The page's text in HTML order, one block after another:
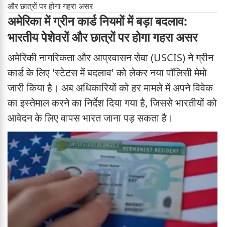
और छात्रों पर होगा गहरा असर
अमेरिका में ग्रीन कार्ड नियमों में बड़ा बदलाव:
भारतीय पेशेवरों और छात्रों पर होगा गहरा असर
अमेरिकी नागरिकता और आप्रवासन सेवा (USCIS) ने ग्रीन
कार्ड के लिए 'स्टेटस में बदलाव' को लेकर नया पॉलिसी मेमो
जारी किया है। अब अधिकारियों को हर मामले में अपने विवेक
का इस्तेमाल करने का निर्देश दिया गया है, जिससे भारतीयों को
आवेदन के लिए वापस भारत जाना पड़ सकता है।